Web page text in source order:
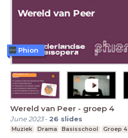
Wereld van Peer - groep 4
June 2023- 26 slides
Muziek Drama Basisschool Groep 4
Phion